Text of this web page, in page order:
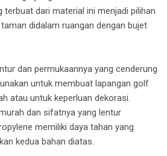
dari material ini menjadi pilihan
didalam ruangan dengan bujet
dan permukaannya yang cenderung
untuk membuat lapangan golf
atau untuk keperluan dekorasi.
dan sifatnya yang lentur
memiliki daya tahan yang
kedua bahan diatas.